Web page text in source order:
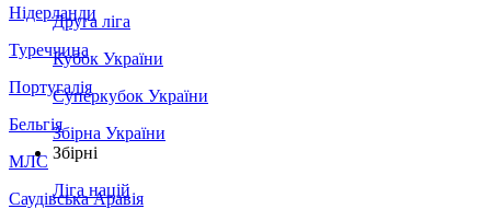
Нідерланди
Туреччина
Португалія
Бельгія
МЛС
Саудівська Аравія
Друга ліга
Кубок України
Суперкубок України
Збірна України
Збірні
Ліга націй